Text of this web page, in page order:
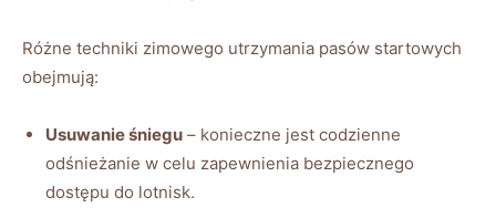
Różne techniki zimowego ⁢utrzymania pasów startowych
obejmują:
Usuwanie śniegu – konieczne jest codzienne
odśnieżanie w celu ‍zapewnienia ‍bezpiecznego
dostępu do ‌lotnisk.